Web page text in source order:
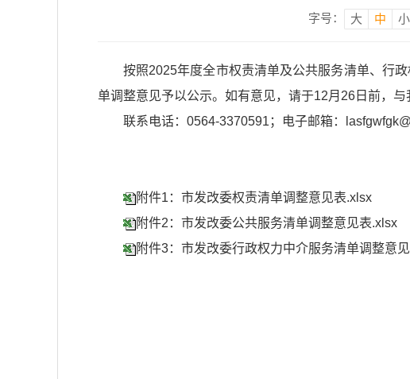
字号：
大 中 小
按照2025年度全市权责清单及公共服务清单、行
单调整意见予以公示。如有意见，请于12月26日前，与
联系电话：0564-3370591；电子邮箱：
附件1：市发改委权责清单调整意见表.xlsx
附件2：市发改委公共服务清单调整意见表.xlsx
附件3：市发改委行政权力中介服务清单调整意